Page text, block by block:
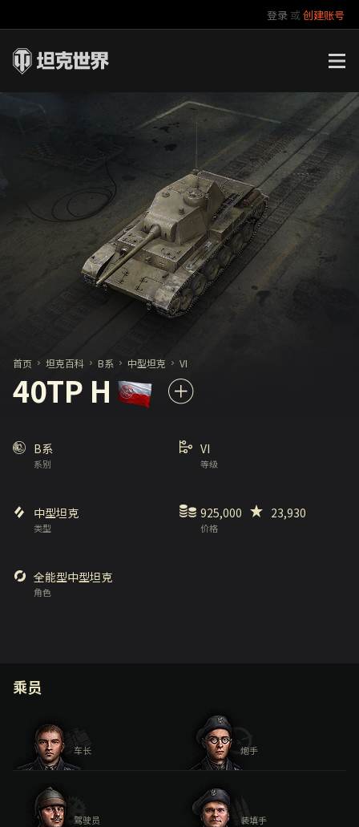
登录 或创建账号
你好，吾久
万圣节
《以战止战》
官方自媒体
首页 坦克百科 B系 中型坦克 VI
40TP H
系别
B系
等级
VI
类型
中型坦克
价格
925,000 23,930
角色
全能型中型坦克
乘员
车长 炮手
驾驶员 装填手